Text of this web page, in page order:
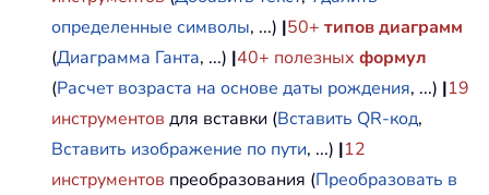
определенные символы, ...) |50+ типов диаграмм
(Диаграмма Ганта, ...) |40+ полезных формул
(Расчет возраста на основе даты рождения, ...) |19
инструментов для вставки (Вставить QR-код,
Вставить изображение по пути, ...) |12
инструментов преобразования (Преобразовать в